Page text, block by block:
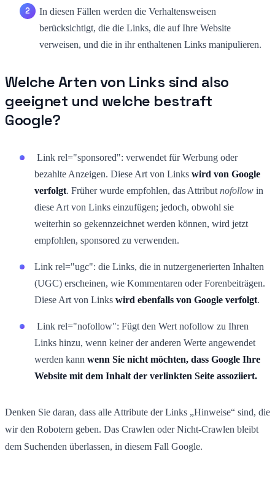
In diesen Fällen werden die Verhaltensweisen
berücksichtigt, die die Links, die auf Ihre Website
verweisen, und die in ihr enthaltenen Links manipulieren.
Welche Arten von Links sind also
geeignet und welche bestraft
Google?
Link rel="sponsored": verwendet für Werbung oder
bezahlte Anzeigen. Diese Art von Links wird von Google
verfolgt. Früher wurde empfohlen, das Attribut nofollow in
diese Art von Links einzufügen; jedoch, obwohl sie
weiterhin so gekennzeichnet werden können, wird jetzt
empfohlen, sponsored zu verwenden.
Link rel="ugc": die Links, die in nutzergenerierten Inhalten
(UGC) erscheinen, wie Kommentaren oder Forenbeiträgen.
Diese Art von Links wird ebenfalls von Google verfolgt.
Link rel="nofollow": Fügt den Wert nofollow zu Ihren
Links hinzu, wenn keiner der anderen Werte angewendet
werden kann wenn Sie nicht möchten, dass Google Ihre
Website mit dem Inhalt der verlinkten Seite assoziiert.
Denken Sie daran, dass alle Attribute der Links „Hinweise“ sind, die
wir den Robotern geben. Das Crawlen oder Nicht-Crawlen bleibt
dem Suchenden überlassen, in diesem Fall Google.